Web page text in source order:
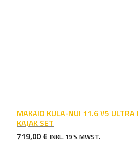
MAKAIO KULA-NUI 11.6 V5 ULTRA
KAJAK SET
719,00 € INKL. 19 % MWST.